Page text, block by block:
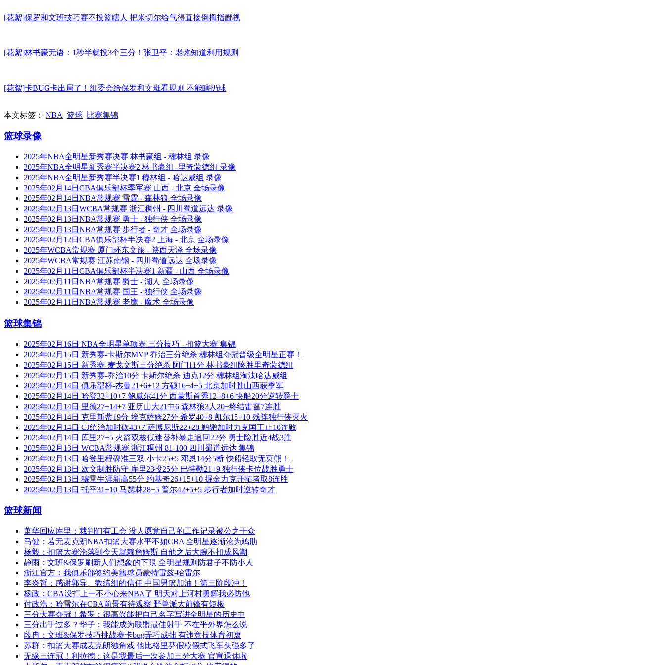
[花絮]保罗和文班技巧赛不投篮瞎人 把米切尔给气得直接倒拇指鄙视
[花絮]林书豪无语：1秒半就投3个三分！张卫平：老炮知道利用规则
[花絮]卡BUG卡出局了！组委会给保罗和文班看规则 不能瞎扔球
本文标签： NBA 篮球 比赛集锦
篮球录像
2025年NBA全明星新秀赛决赛 林书豪组 - 穆林组 录像
2025年NBA全明星新秀赛半决赛2 林书豪组 -里奇蒙德组 录像
2025年NBA全明星新秀赛半决赛1 穆林组 - 哈达威组 录像
2025年02月14日CBA俱乐部杯季军赛 山西 - 北京 全场录像
2025年02月14日NBA常规赛 雷霆 - 森林狼 全场录像
2025年02月13日WCBA常规赛 浙江稠州 - 四川蜀道远达 录像
2025年02月13日NBA常规赛 勇士 - 独行侠 全场录像
2025年02月13日NBA常规赛 步行者 - 奇才 全场录像
2025年02月12日CBA俱乐部杯半决赛2 上海 - 北京 全场录像
2025年WCBA常规赛 厦门环东文旅 - 陕西天泽 全场录像
2025年WCBA常规赛 江苏南钢 - 四川蜀道远达 全场录像
2025年02月11日CBA俱乐部杯半决赛1 新疆 - 山西 全场录像
2025年02月11日NBA常规赛 爵士 - 湖人 全场录像
2025年02月11日NBA常规赛 国王 - 独行侠 全场录像
2025年02月11日NBA常规赛 老鹰 - 魔术 全场录像
篮球集锦
2025年02月16日 NBA全明星单项赛 三分技巧 - 扣篮大赛 集锦
2025年02月15日 新秀赛-卡斯尔MVP 乔治三分绝杀 穆林组夺冠晋级全明星正赛！
2025年02月15日 新秀赛-麦戈文斯三分绝杀 阿门11分 林书豪组险胜里奇蒙德组
2025年02月15日 新秀赛-乔治10分 卡斯尔绝杀 迪克12分 穆林组淘汰哈达威组
2025年02月14日 俱乐部杯-杰曼21+6+12 方硕16+4+5 北京加时胜山西获季军
2025年02月14日 哈登32+10+7 鲍威尔41分 西蒙斯首秀12+8+6 快船20分逆转爵士
2025年02月14日 里德27+14+7 亚历山大21中6 森林狼3人20+终结雷霆7连胜
2025年02月14日 克里斯蒂19分 埃克萨姆27分 希罗40+8 凯尔15+10 残阵独行侠灭火
2025年02月14日 CJ统治加时砍43+7 萨博尼斯22+28 鹈鹕加时力克国王止10连败
2025年02月14日 库里27+5 火箭双核低迷替补暴走追回22分 勇士险胜近4战3胜
2025年02月13日 WCBA常规赛 浙江稠州 81-100 四川蜀道远达 集锦
2025年02月13日 哈登里程碑准三双 小卡25+5 邓恩14分5断 快船轻取无莫熊！
2025年02月13日 欧文制胜防守 库里23投25分 巴特勒21+9 独行侠卡位战胜勇士
2025年02月13日 穆雷生涯新高55分 约基奇26+15+10 掘金力克开拓者取8连胜
2025年02月13日 托平31+10 马瑟林28+5 普尔42+5+5 步行者加时逆转奇才
篮球新闻
萧华回应库里：裁判们有工会 没人愿意自己的工作记录被公之于众
马健：若无麦克朗NBA扣篮大赛水平不如CBA 全明星逐渐沦为鸡肋
杨毅：扣篮大赛沦落到今天就赖詹姆斯 自他之后大腕不扣成风潮
静雨：文班&保罗刷新人们想象的下限 全明星规则防君子不防小人
浙江官方：我俱乐部签约美籍球员蒙特雷兹-哈雷尔
李炎哲：感谢郭导、教练组的信任 中国男篮加油！第三阶段冲！
杨政：CBA没打上一不小心来NBA了 明天对上河村勇辉我必防他
付政浩：哈雷尔在CBA前景有待观察 野兽派大前锋有短板
三分大赛夺冠！希罗：很高兴能把自己名字写进全明星的历史中
三分出手过多？华子：我能成为联盟最佳射手 不在乎外界怎么说
段冉：文班&保罗技巧挑战赛卡bug弄巧成拙 有违竞技体育初衷
苏群：扣篮大赛成麦克朗独角戏 他比格里芬假模假式飞车头强多了
无缘三连冠！利拉德：这是我最后一次参加三分大赛 官宣退休啦